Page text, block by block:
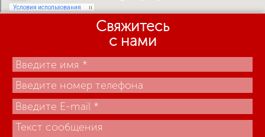
Свяжитесь
с нами